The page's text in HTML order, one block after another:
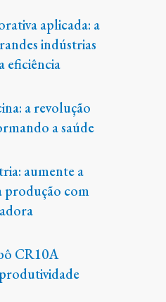
aplicada: a
indústrias
eficiência
a revolução
a saúde
aumente a
produção com
CR10A